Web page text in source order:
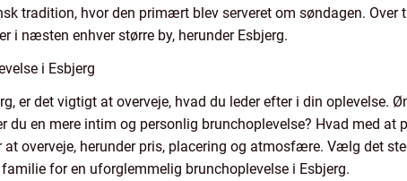
tradition, hvor den primært blev serveret om søndagen.
i næsten enhver større by, herunder Esbjerg.
i Esbjerg
er det vigtigt at overveje, hvad du leder efter i din oplevelse.
en mere intim og personlig brunchoplevelse? Hvad med at
at overveje, herunder pris, placering og atmosfære. Vælg det
for en uforglemmelig brunchoplevelse i Esbjerg.